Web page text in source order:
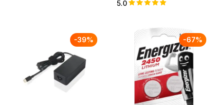
5.0
-39% -67%